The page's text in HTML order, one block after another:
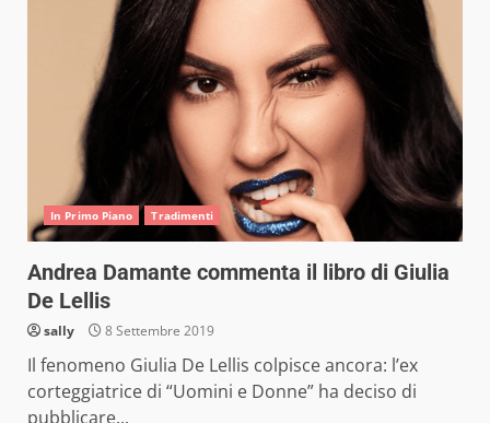
In Primo Piano Tradimenti
Andrea Damante commenta il libro di Giulia
De Lellis
sally 8 Settembre 2019
Il fenomeno Giulia De Lellis colpisce ancora: l’ex
corteggiatrice di “Uomini e Donne” ha deciso di
pubblicare...